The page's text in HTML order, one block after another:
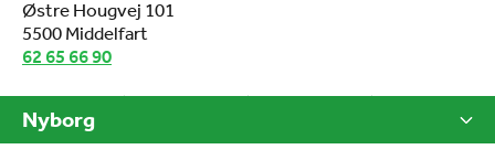
Østre Hougvej 101
5500 Middelfart
62 65 66 90
Nyborg